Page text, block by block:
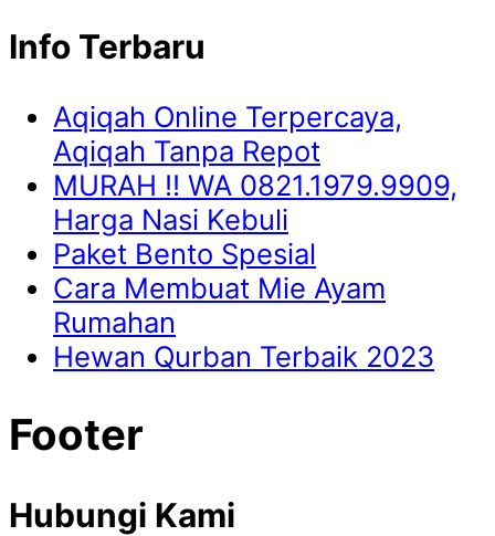
Info Terbaru
Aqiqah Online Terpercaya,
Aqiqah Tanpa Repot
MURAH !! WA 0821.1979.9909,
Harga Nasi Kebuli
Paket Bento Spesial
Cara Membuat Mie Ayam
Rumahan
Hewan Qurban Terbaik 2023
Footer
Hubungi Kami